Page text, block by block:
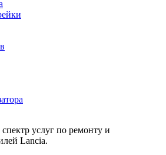
услуг по ремонту и
Lancia.